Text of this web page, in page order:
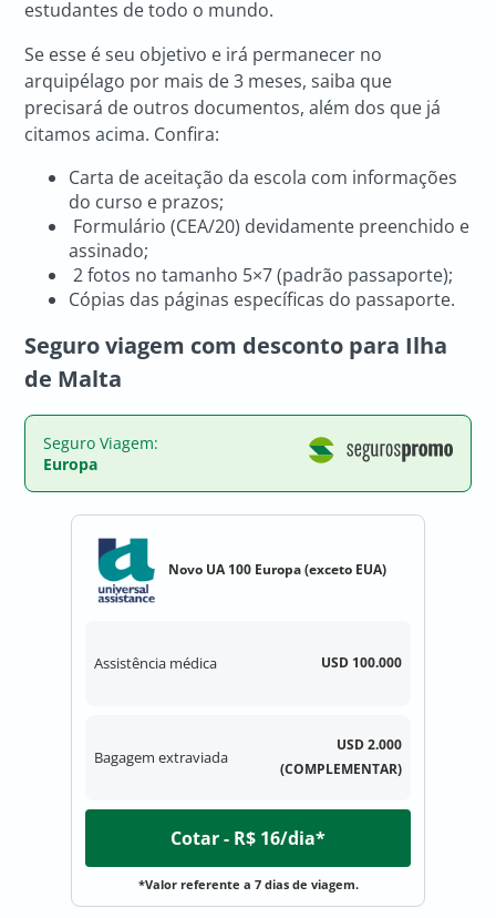
estudantes de todo o mundo.
Se esse é seu objetivo e irá permanecer no
arquipélago por mais de 3 meses, saiba que
precisará de outros documentos, além dos que já
citamos acima. Confira:
Carta de aceitação da escola com informações
do curso e prazos;
Formulário (CEA/20) devidamente preenchido e
assinado;
2 fotos no tamanho 5×7 (padrão passaporte);
Cópias das páginas específicas do passaporte.
Seguro viagem com desconto para Ilha
de Malta
Seguro Viagem:
Europa
Novo UA 100 Europa (exceto EUA)
Assistência médica USD 100.000
Bagagem extraviada
USD 2.000
(COMPLEMENTAR)
Cotar - R$ 16/dia*
*Valor referente a 7 dias de viagem.